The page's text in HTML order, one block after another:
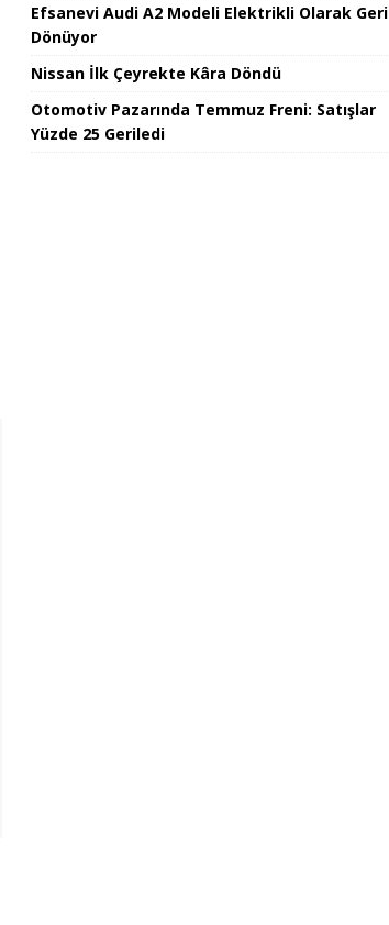
Efsanevi Audi A2 Modeli Elektrikli Olarak Geri
Dönüyor
Nissan İlk Çeyrekte Kâra Döndü
Otomotiv Pazarında Temmuz Freni: Satışlar
Yüzde 25 Geriledi